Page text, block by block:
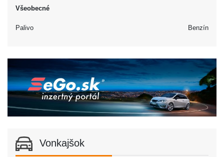
Všeobecné
Palivo Benzín
Vonkajšok